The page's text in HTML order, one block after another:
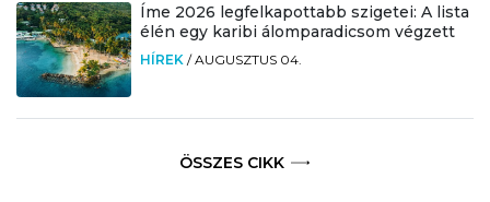
Íme 2026 legfelkapottabb szigetei: A lista
élén egy karibi álomparadicsom végzett
HÍREK /AUGUSZTUS 04.
ÖSSZES CIKK